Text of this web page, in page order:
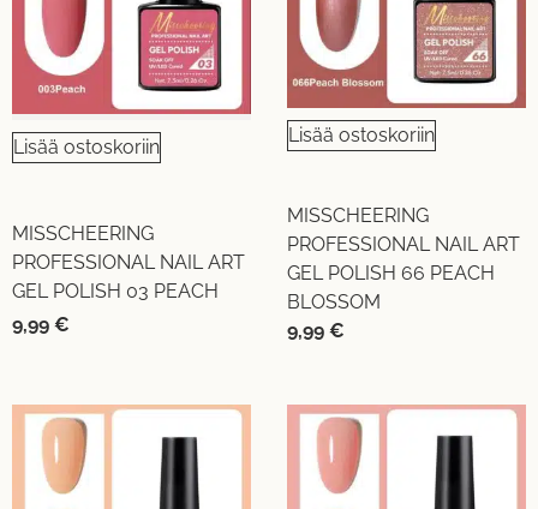
Lisää ostoskoriin
MISSCHEERING
PROFESSIONAL NAIL ART
GEL POLISH 03 PEACH
9,99 €
Lisää ostoskoriin
MISSCHEERING
PROFESSIONAL NAIL ART
GEL POLISH 66 PEACH
BLOSSOM
9,99 €